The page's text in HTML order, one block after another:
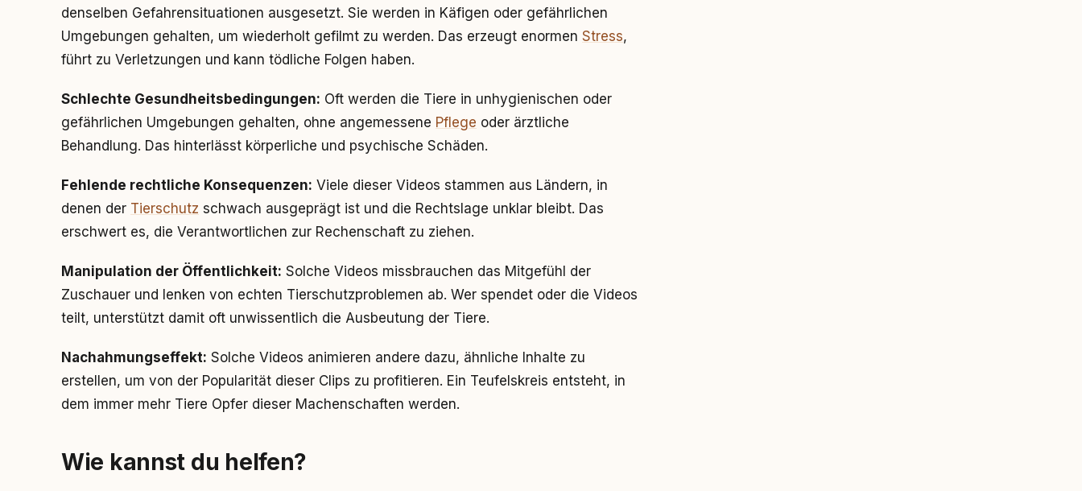
denselben Gefahrensituationen ausgesetzt. Sie werden in Käfigen oder gefährlichen
Umgebungen gehalten, um wiederholt gefilmt zu werden. Das erzeugt enormen Stress,
führt zu Verletzungen und kann tödliche Folgen haben.
Schlechte Gesundheitsbedingungen: Oft werden die Tiere in unhygienischen oder
gefährlichen Umgebungen gehalten, ohne angemessene Pflege oder ärztliche
Behandlung. Das hinterlässt körperliche und psychische Schäden.
Fehlende rechtliche Konsequenzen: Viele dieser Videos stammen aus Ländern, in
denen der Tierschutz schwach ausgeprägt ist und die Rechtslage unklar bleibt. Das
erschwert es, die Verantwortlichen zur Rechenschaft zu ziehen.
Manipulation der Öffentlichkeit: Solche Videos missbrauchen das Mitgefühl der
Zuschauer und lenken von echten Tierschutzproblemen ab. Wer spendet oder die Videos
teilt, unterstützt damit oft unwissentlich die Ausbeutung der Tiere.
Nachahmungseffekt: Solche Videos animieren andere dazu, ähnliche Inhalte zu
erstellen, um von der Popularität dieser Clips zu profitieren. Ein Teufelskreis entsteht, in
dem immer mehr Tiere Opfer dieser Machenschaften werden.
Wie kannst du helfen?